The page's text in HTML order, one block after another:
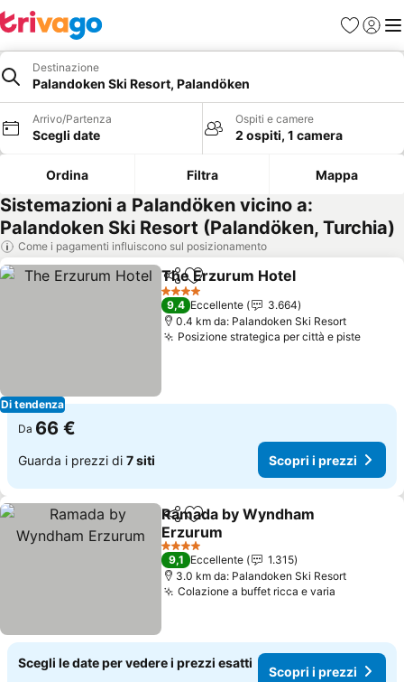
PreferitiAccedi
Destinazione
Palandoken Ski Resort, Palandöken
Arrivo/Partenza
Scegli date
Ospiti e camere
2 ospiti, 1 camera
Ordina Filtra Mappa
Sistemazioni a Palandöken vicino a:
Palandoken Ski Resort (Palandöken, Turchia)
Come i pagamenti influiscono sul posizionamento
Di tendenza
CondividiAggiungi ai preferiti
The Erzurum Hotel
4 Stelle
9,4 Eccellente
3.664
0.4 km da: Palandoken Ski Resort
Posizione strategica per città e piste
Da 66 €
Guarda i prezzi di 7 siti Scopri i prezzi
CondividiAggiungi ai preferiti
Ramada by Wyndham
Erzurum
Scopri i prezzi
4 Stelle
9,1 Eccellente
1.315
3.0 km da: Palandoken Ski Resort
Colazione a buffet ricca e varia
Scegli le date per vedere i prezzi esatti
Scopri i prezzi